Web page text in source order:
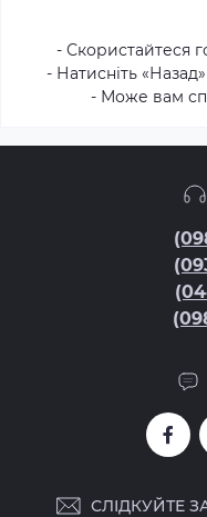
- Скористайтеся
- Натисніть
- Може вам
СЛІДКУЙТЕ